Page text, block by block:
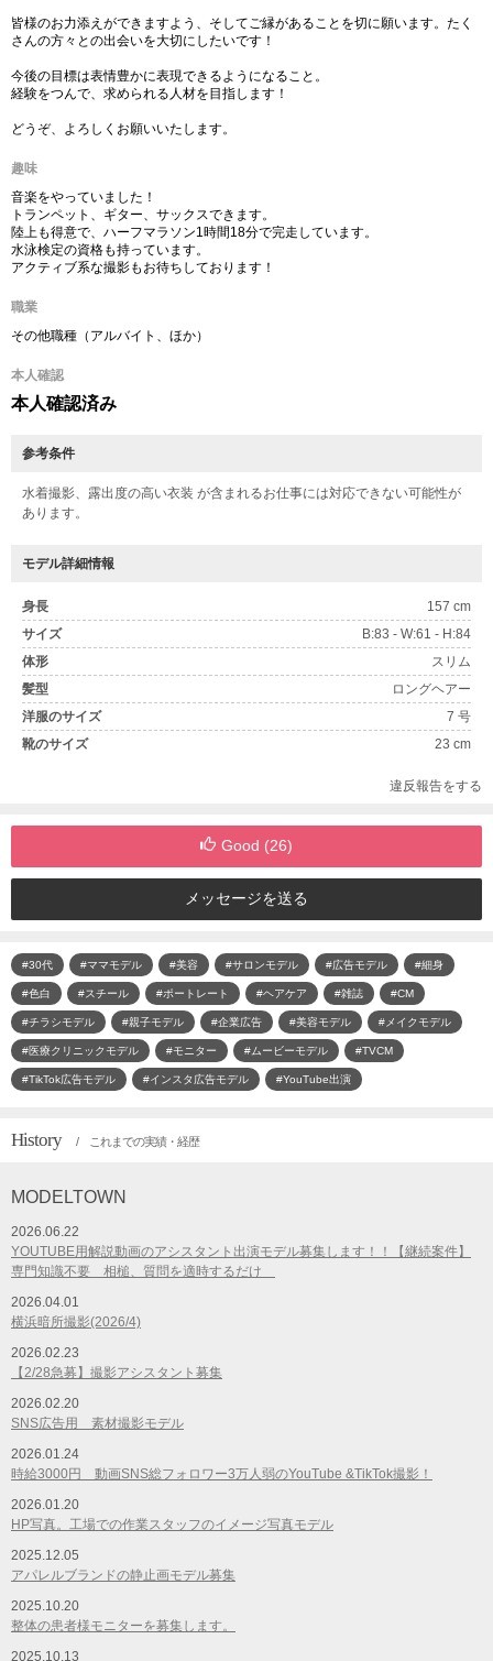
皆様のお力添えができますよう、そしてご縁があることを切に願います。たく
さんの方々との出会いを大切にしたいです！
今後の目標は表情豊かに表現できるようになること。
経験をつんで、求められる人材を目指します！
どうぞ、よろしくお願いいたします。
趣味
音楽をやっていました！
トランペット、ギター、サックスできます。
陸上も得意で、ハーフマラソン1時間18分で完走しています。
水泳検定の資格も持っています。
アクティブ系な撮影もお待ちしております！
職業
その他職種（アルバイト、ほか）
本人確認
本人確認済み
参考条件
水着撮影、露出度の高い衣装 が含まれるお仕事には対応できない可能性が
あります。
モデル詳細情報
身長
157 cm
サイズ
B:83 - W:61 - H:84
体形
スリム
髪型
ロングヘアー
洋服のサイズ
7 号
靴のサイズ
23 cm
違反報告をする
Good (26)
メッセージを送る
#30代 #ママモデル #美容 #サロンモデル #広告モデル #細身
#色白 #スチール #ポートレート #ヘアケア #雑誌 #CM
#チラシモデル #親子モデル #企業広告 #美容モデル #メイクモデル
#医療クリニックモデル #モニター #ムービーモデル #TVCM
#TikTok広告モデル #インスタ広告モデル #YouTube出演
History / これまでの実績・経歴
MODELTOWN
2026.06.22
YOUTUBE用解説動画のアシスタント出演モデル募集します！！【継続案件】
専門知識不要 相槌、質問を適時するだけ
2026.04.01
横浜暗所撮影(2026/4)
2026.02.23
【2/28急募】撮影アシスタント募集
2026.02.20
SNS広告用 素材撮影モデル
2026.01.24
時給3000円 動画SNS総フォロワー3万人弱のYouTube &TikTok撮影！
2026.01.20
HP写真。工場での作業スタッフのイメージ写真モデル
2025.12.05
アパレルブランドの静止画モデル募集
2025.10.20
整体の患者様モニターを募集します。
2025.10.13